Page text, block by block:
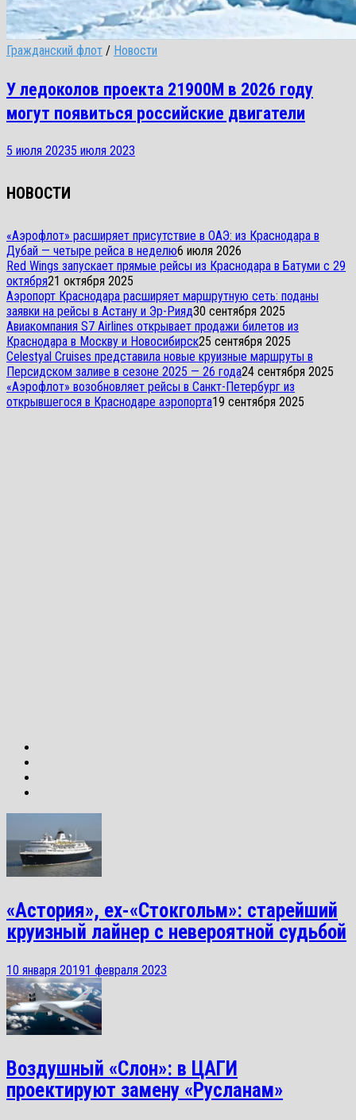
Гражданский флот / Новости
У ледоколов проекта 21900М в 2026 году
могут появиться российские двигатели
5 июля 20235 июля 2023
НОВОСТИ
«Аэрофлот» расширяет присутствие в ОАЭ: из Краснодара в
Дубай — четыре рейса в неделю6 июля 2026
Red Wings запускает прямые рейсы из Краснодара в Батуми с 29
октября21 октября 2025
Аэропорт Краснодара расширяет маршрутную сеть: поданы
заявки на рейсы в Астану и Эр-Рияд30 сентября 2025
Авиакомпания S7 Airlines открывает продажи билетов из
Краснодара в Москву и Новосибирск25 сентября 2025
Celestyal Cruises представила новые круизные маршруты в
Персидском заливе в сезоне 2025 — 26 года24 сентября 2025
«Аэрофлот» возобновляет рейсы в Санкт-Петербург из
открывшегося в Краснодаре аэропорта19 сентября 2025
«Астория», ex-«Стокгольм»: старейший
круизный лайнер с невероятной судьбой
10 января 20191 февраля 2023
Воздушный «Слон»: в ЦАГИ
проектируют замену «Русланам»